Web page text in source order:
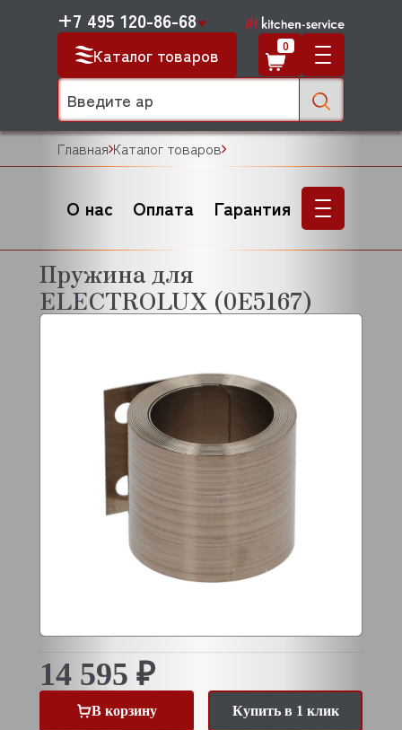
Каталог товаров
+7 495 120-86-68
0
Главная Каталог товаров
О нас Оплата Гарантия
Пружина для
ELECTROLUX (0E5167)
14 595 ₽
В корзину
Купить в 1 клик